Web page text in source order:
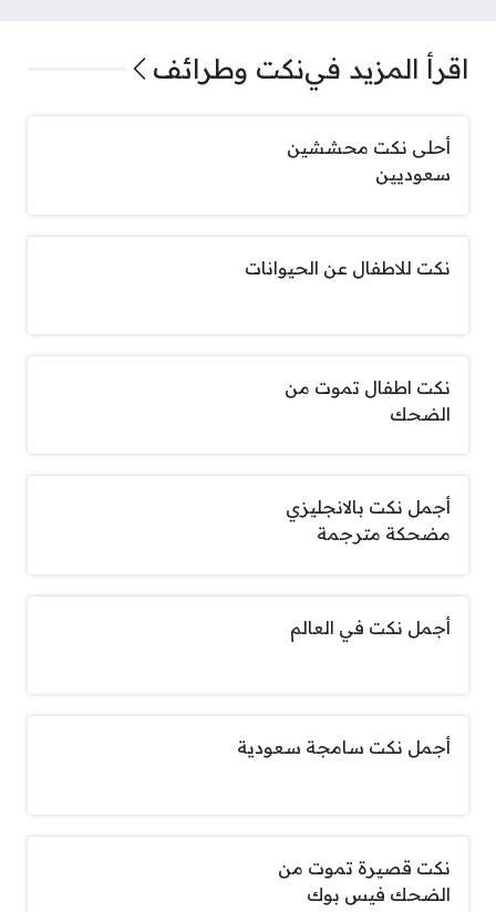
اقرأ المزيد فينكت وطرائف
أحلى نكت محششين
سعوديين
نكت للاطفال عن الحيوانات
نكت اطفال تموت من
الضحك
أجمل نكت بالانجليزي
مضحكة مترجمة
أجمل نكت في العالم
أجمل نكت سامجة سعودية
نكت قصيرة تموت من
الضحك فيس بوك